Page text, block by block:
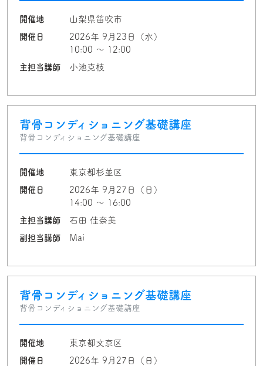
開催地
山梨県笛吹市
開催日
2026年 9月23日（水）
10:00 〜 12:00
主担当講師
小池克枝
背骨コンディショニング基礎講座
背骨コンディショニング基礎講座
開催地
東京都杉並区
開催日
2026年 9月27日（日）
14:00 〜 16:00
主担当講師
石田 佳奈美
副担当講師
Mai
背骨コンディショニング基礎講座
背骨コンディショニング基礎講座
開催地
東京都文京区
開催日
2026年 9月27日（日）